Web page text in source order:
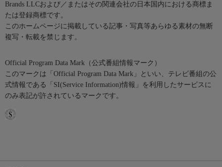
Brands LLCおよび／またはその関連会社の日本国内における商標ま
たは登録商標です。
このホームページに掲載している記事・写真等あらゆる素材の無断
複写・転載を禁じます。
Official Program Data Mark（公式番組情報マーク）
このマークは「Official Program Data Mark」といい、テレビ番組の公
式情報である「SI(Service Information)情報」を利用したサービスに
のみ表記が許されているマークです。